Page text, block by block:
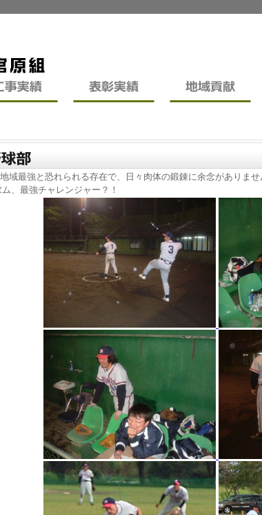
地域最強と恐れられる存在で、日々肉体の鍛錬に余念がありませ
、最強チャレンジャー？！